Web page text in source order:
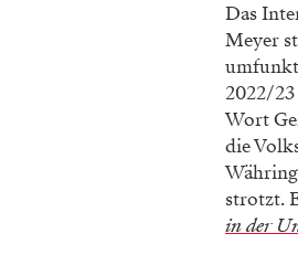
Das
Meyer
2022/
Wort
die
strotzt.
in der